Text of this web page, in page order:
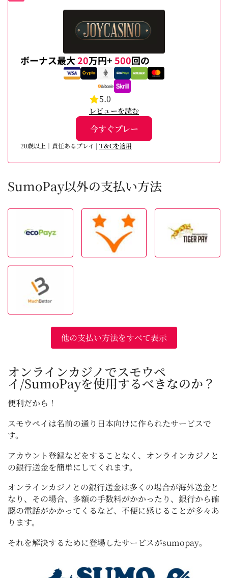
ボーナス最大20万円+500回の
5.0
レビューを読む
今すぐプレー
20歳以上｜責任あるプレイ | T＆Cを適用
SumoPay以外の支払い方法
他の支払い方法をすべて表示
オンラインカジノでスモウペ
イ/SumoPayを使用するべきなのか？
便利だから！
スモウペイは名前の通り日本向けに作られたサービスで
す。
アカウント登録などをすることなく、 オンラインカジノ と
の銀行送金を簡単にしてくれます。
オンラインカジノとの銀行送金は多くの場合が海外送金と
なり、その場合、多額の手数料がかかったり、銀行から確
認の電話がかかってくるなど、不便に感じることが多々あ
ります。
それを解決するために登場したサービスがsumopay。